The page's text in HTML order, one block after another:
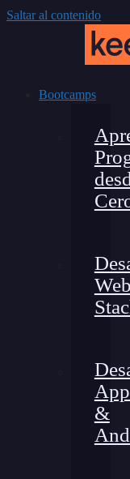
Saltar al contenido
Bootcamps
&